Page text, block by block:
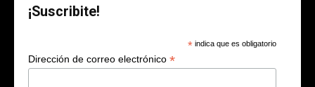
¡Suscribite!
* indica que es obligatorio
Dirección de correo electrónico *